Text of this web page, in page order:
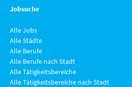
Jobsuche
Alle Jobs
Alle Städte
Alle Berufe
Alle Berufe nach Stadt
Alle Tätigkeitsbereiche
Alle Tätigkeitsbereiche nach Stadt